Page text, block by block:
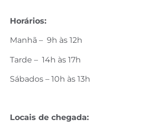
Horários:
Manhã – 9h às 12h
Tarde – 14h às 17h
Sábados – 10h às 13h
Locais de chegada: